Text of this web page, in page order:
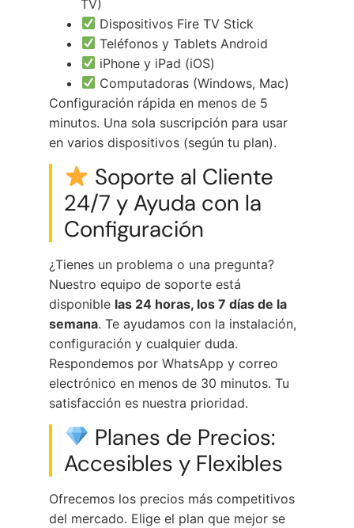
TV)
Dispositivos Fire TV Stick
Teléfonos y Tablets Android
iPhone y iPad (iOS)
Computadoras (Windows, Mac)
Configuración rápida en menos de 5
minutos. Una sola suscripción para usar
en varios dispositivos (según tu plan).
Soporte al Cliente
24/7 y Ayuda con la
Configuración
¿Tienes un problema o una pregunta?
Nuestro equipo de soporte está
disponible las 24 horas, los 7 días de la
semana. Te ayudamos con la instalación,
configuración y cualquier duda.
Respondemos por WhatsApp y correo
electrónico en menos de 30 minutos. Tu
satisfacción es nuestra prioridad.
Planes de Precios:
Accesibles y Flexibles
Ofrecemos los precios más competitivos
del mercado. Elige el plan que mejor se